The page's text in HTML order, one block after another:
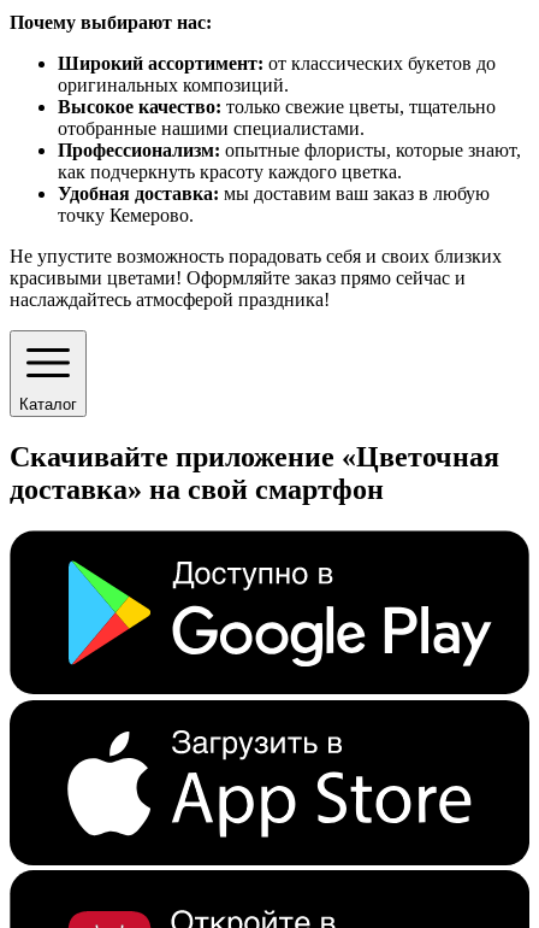
Почему выбирают нас:
Широкий ассортимент: от классических букетов до
оригинальных композиций.
Высокое качество: только свежие цветы, тщательно
отобранные нашими специалистами.
Профессионализм: опытные флористы, которые знают,
как подчеркнуть красоту каждого цветка.
Удобная доставка: мы доставим ваш заказ в любую
точку Кемерово.
Не упустите возможность порадовать себя и своих близких
красивыми цветами! Оформляйте заказ прямо сейчас и
наслаждайтесь атмосферой праздника!
Каталог
Скачивайте приложение «Цветочная
доставка» на свой смартфон